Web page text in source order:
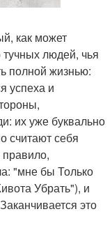
как может
тучных людей, чья
полной жизнью:
успеха и
их уже буквально
считают себя
"мне бы Только
Убрать"), и
это